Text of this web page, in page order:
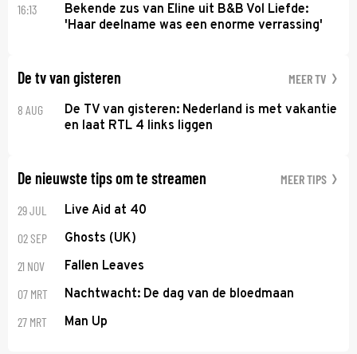
16:13
Bekende zus van Eline uit B&B Vol Liefde:
'Haar deelname was een enorme verrassing'
De tv van gisteren MEER TV
8 AUG
De TV van gisteren: Nederland is met vakantie
en laat RTL 4 links liggen
De nieuwste tips om te streamen MEER TIPS
29 JUL Live Aid at 40
02 SEP Ghosts (UK)
21 NOV Fallen Leaves
07 MRT Nachtwacht: De dag van de bloedmaan
27 MRT Man Up